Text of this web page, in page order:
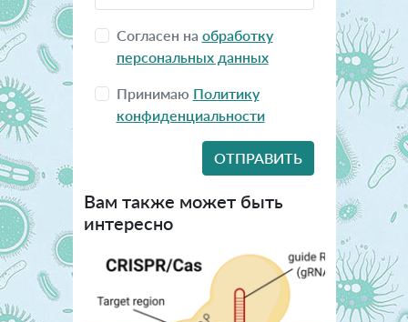
Согласен на обработку
персональных данных
Принимаю Политику
конфиденциальности
Вам также может быть
интересно